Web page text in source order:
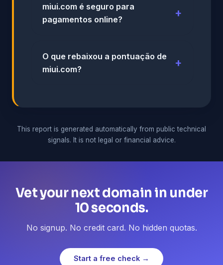
miui.com é seguro para
pagamentos online?
O que rebaixou a pontuação de
miui.com?
This report is generated automatically from public technical
signals. It is not legal or financial advice.
Vet your next domain in under
10 seconds.
No signup. No credit card. No hidden quotas.
Start a free check →